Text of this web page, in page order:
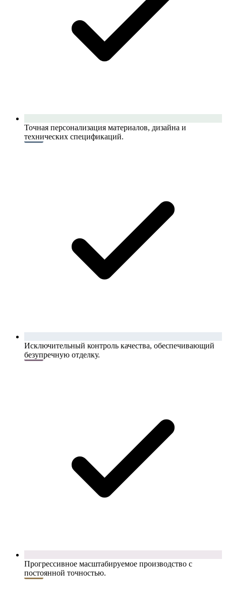
Точная персонализация материалов, дизайна и
технических спецификаций.
Исключительный контроль качества, обеспечивающий
безупречную отделку.
Прогрессивное масштабируемое производство с
постоянной точностью.